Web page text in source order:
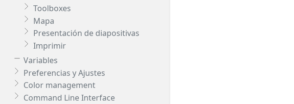
Toolboxes
Mapa
Presentación de diapositivas
Imprimir
Variables
Preferencias y Ajustes
Color management
Command Line Interface